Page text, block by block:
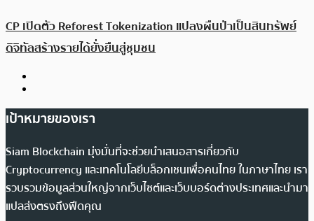
CP เปิดตัว Reforest Tokenization แปลงผืนป่าเป็นสินทรัพย์
ดิจิทัลสร้างรายได้ยั่งยืนสู่ชุมชน
เป้าหมายของเรา
Siam Blockchain มุ่งมั่นที่จะช่วยนำเสนอสารเกี่ยวกับ
Cryptocurrency และเทคโนโลยีบล็อกเชนเพื่อคนไทย ในภาษาไทย เรา
รวบรวมข้อมูลส่วนใหญ่จากเว็บไซต์และเว็บบอร์ดต่างประเทศและนำมา
แปลส่งตรงถึงฟีดคุณ